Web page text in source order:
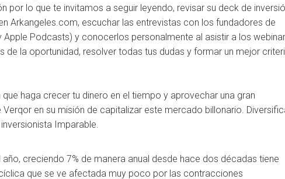
por lo que te invitamos a seguir leyendo, revisar su deck de
Arkangeles.com, escuchar las entrevistas con los fundadores de
Podcasts) y conocerlos personalmente al asistir a los
la oportunidad, resolver todas tus dudas y formar un mejor
haga crecer tu dinero en el tiempo y aprovechar una gran
en su misión de capitalizar este mercado billonario.
Imparable.
creciendo 7% de manera anual desde hace dos décadas tiene
que se ve afectada muy poco por las contracciones